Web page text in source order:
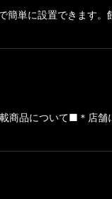
簡単に設置できます
商品について■＊店舗